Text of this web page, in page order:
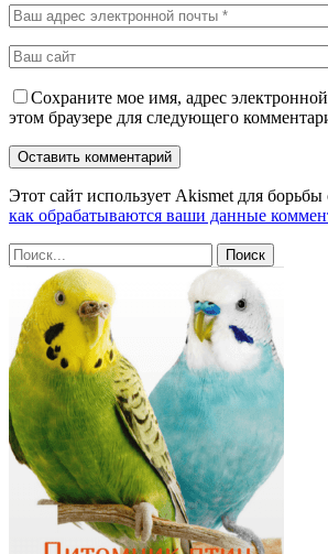
Сохраните мое имя, адрес
этом браузере для следующего
Этот сайт использует Akismet для
как обрабатываются ваши данные